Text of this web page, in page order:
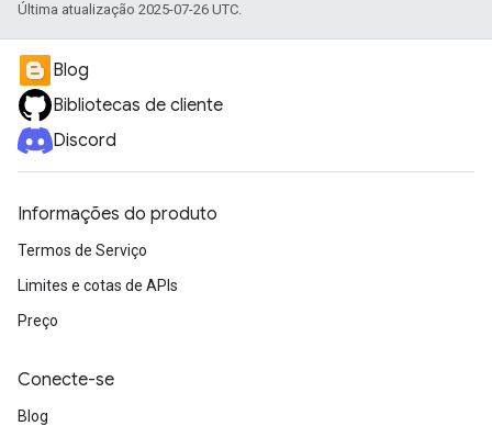
Última atualização 2025-07-26 UTC.
Blog
Bibliotecas de cliente
Discord
Informações do produto
Termos de Serviço
Limites e cotas de APIs
Preço
Conecte-se
Blog